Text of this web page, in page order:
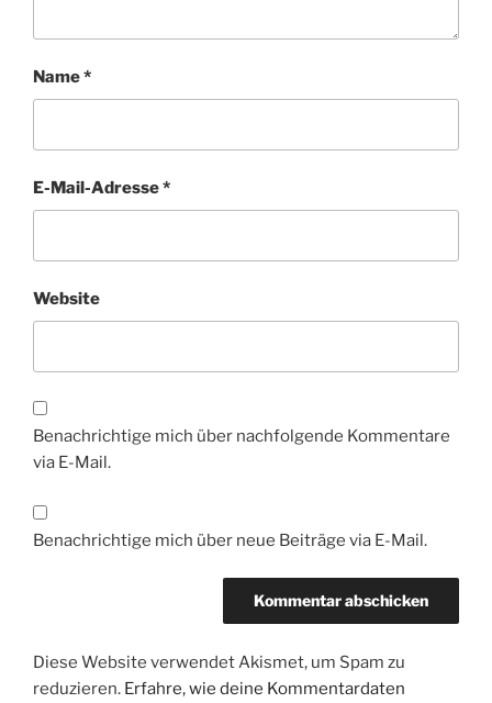
Name*
E-Mail-Adresse*
Website
Benachrichtige mich über nachfolgende Kommentare
via E-Mail.
Benachrichtige mich über neue Beiträge via E-Mail.
Diese Website verwendet Akismet, um Spam zu
reduzieren. Erfahre, wie deine Kommentardaten